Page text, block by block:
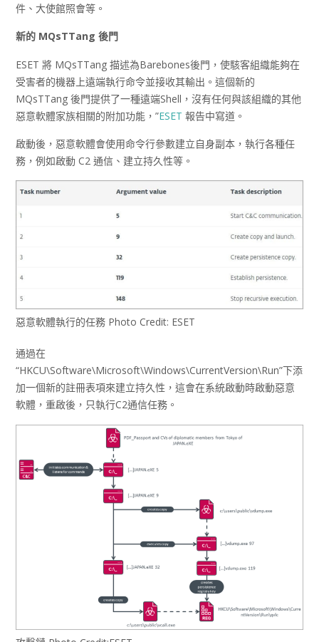
件、大使館照會等。
新的 MQsTTang 後門
ESET 將 MQsTTang 描述為Barebones後門，使駭客組織能夠在
受害者的機器上遠端執行命令並接收其輸出。這個新的
MQsTTang 後門提供了一種遠端Shell，沒有任何與該組織的其他
惡意軟體家族相關的附加功能，”ESET 報告中寫道。
啟動後，惡意軟體會使用命令行參數建立自身副本，執行各種任
務，例如啟動 C2 通信、建立持久性等。
惡意軟體執行的任務 Photo Credit: ESET
通過在
“HKCU\Software\Microsoft\Windows\CurrentVersion\Run”下添
加一個新的註冊表項來建立持久性，這會在系統啟動時啟動惡意
軟體，重啟後，只執行C2通信任務。